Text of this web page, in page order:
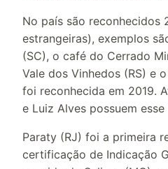
No país são reconhecidos
estrangeiras), exemplos
(SC), o café do Cerrado
Vale dos Vinhedos (RS) e o
foi reconhecida em 2019.
e Luiz Alves possuem
Paraty (RJ) foi a primeira
certificação de Indicação